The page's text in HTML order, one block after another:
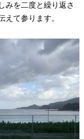
みを二度と繰り返さ
えて参ります。